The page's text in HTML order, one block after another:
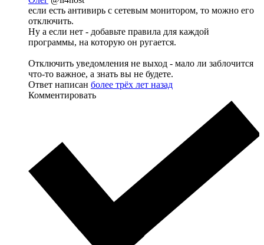
если есть антивирь с сетевым монитором, то можно его
отключить.
Ну а если нет - добавьте правила для каждой
программы, на которую он ругается.
Отключить уведомления не выход - мало ли заблочится
что-то важное, а знать вы не будете.
Ответ написан более трёх лет назад
Комментировать